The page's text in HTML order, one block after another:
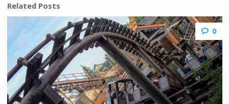
Related Posts
0